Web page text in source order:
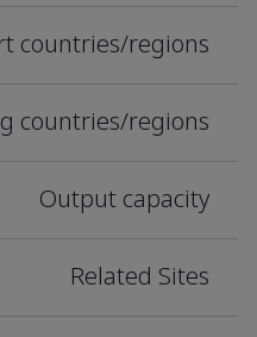
countries/regions
countries/regions
Output capacity
Related Sites